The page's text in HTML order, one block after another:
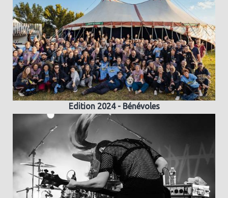
Edition 2024 - Bénévoles